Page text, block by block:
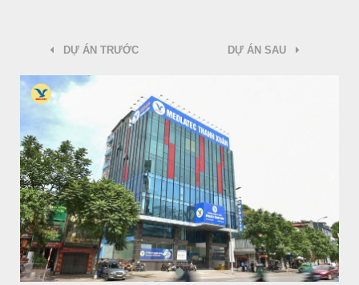
DỰ ÁN TRƯỚC DỰ ÁN SAU